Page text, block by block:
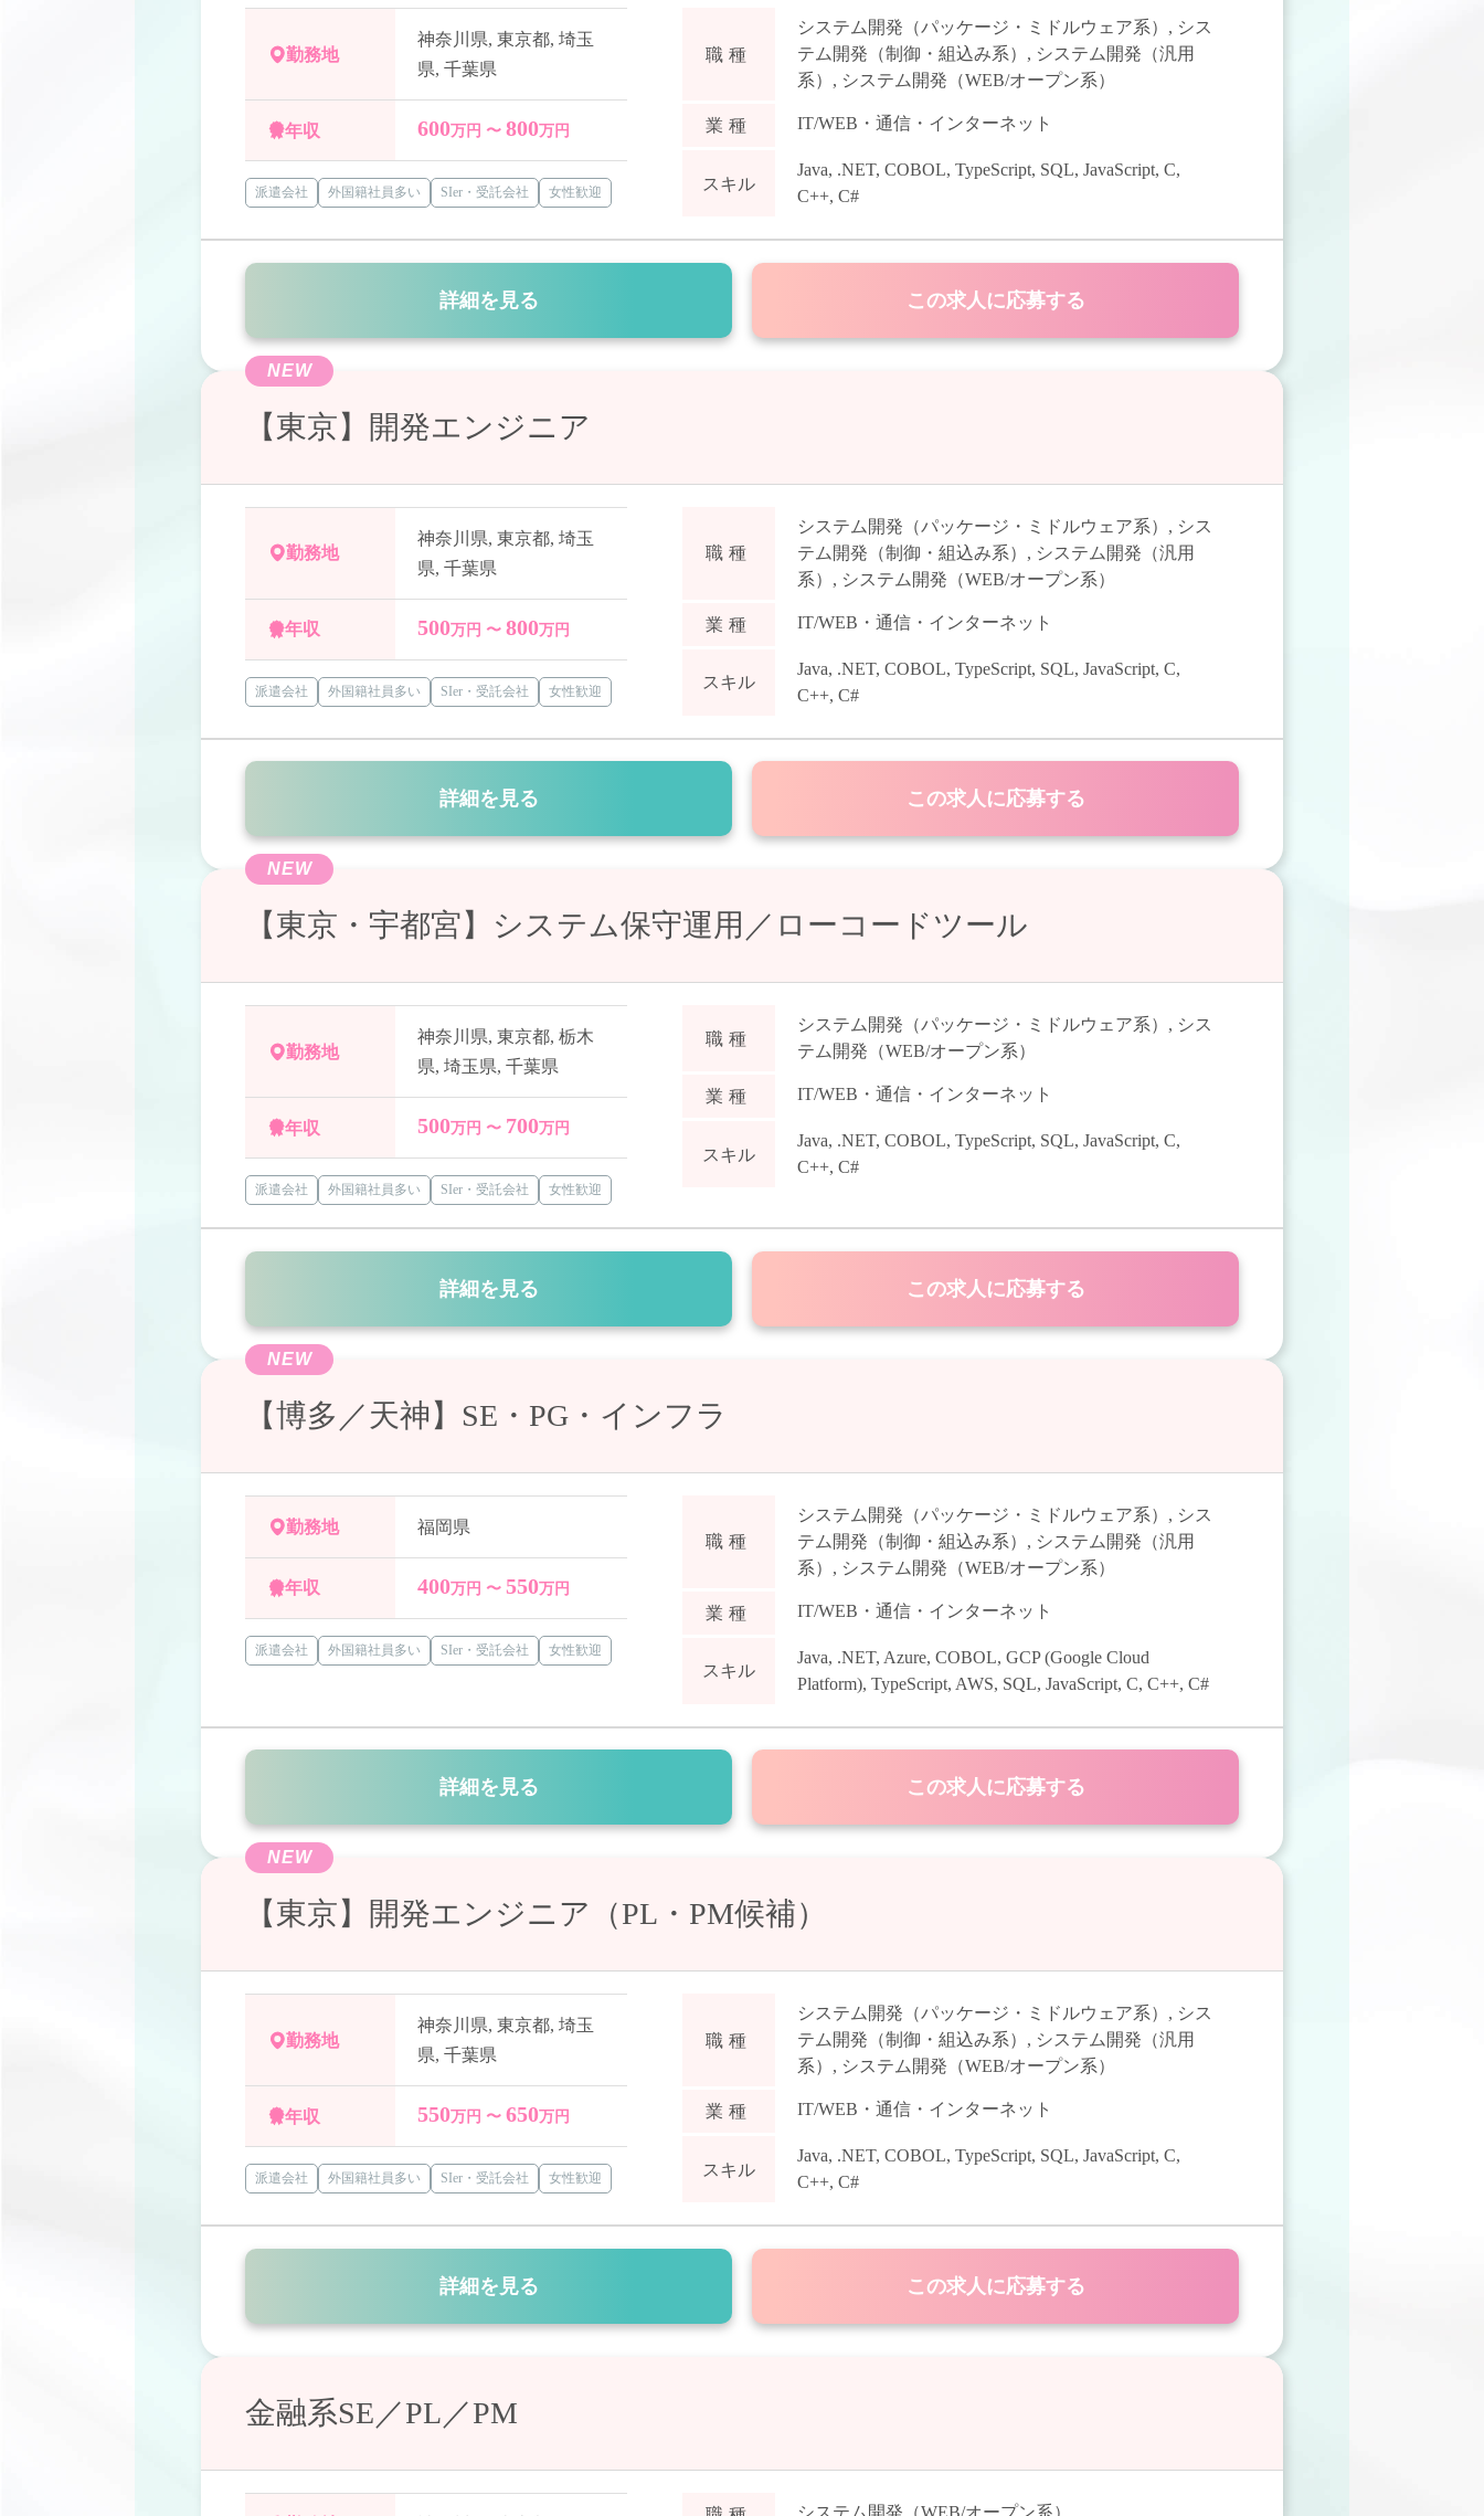
勤務地
神奈川県, 東京都, 埼玉
県, 千葉県
年収 600万円 〜 800万円
派遣会社 外国籍社員多い SIer・受託会社 女性歓迎
職種
システム開発（パッケージ・ミドルウェア系） , シス
テム開発（制御・組込み系） , システム開発（汎用
系） , システム開発（WEB/オープン系）
業種 IT/WEB・通信・インターネット
スキル
Java, .NET, COBOL, TypeScript, SQL, JavaScript, C,
C++, C#
詳細を見る この求人に応募する
NEW
【東京】開発エンジニア
勤務地
神奈川県, 東京都, 埼玉
県, 千葉県
年収 500万円 〜 800万円
派遣会社 外国籍社員多い SIer・受託会社 女性歓迎
職種
システム開発（パッケージ・ミドルウェア系） , シス
テム開発（制御・組込み系） , システム開発（汎用
系） , システム開発（WEB/オープン系）
業種 IT/WEB・通信・インターネット
スキル
Java, .NET, COBOL, TypeScript, SQL, JavaScript, C,
C++, C#
詳細を見る この求人に応募する
NEW
【東京・宇都宮】システム保守運用／ローコードツール
勤務地
神奈川県, 東京都, 栃木
県, 埼玉県, 千葉県
年収 500万円 〜 700万円
派遣会社 外国籍社員多い SIer・受託会社 女性歓迎
職種
システム開発（パッケージ・ミドルウェア系） , シス
テム開発（WEB/オープン系）
業種 IT/WEB・通信・インターネット
スキル
Java, .NET, COBOL, TypeScript, SQL, JavaScript, C,
C++, C#
詳細を見る この求人に応募する
NEW
【博多／天神】SE・PG・インフラ
勤務地 福岡県
年収 400万円 〜 550万円
派遣会社 外国籍社員多い SIer・受託会社 女性歓迎
職種
システム開発（パッケージ・ミドルウェア系） , シス
テム開発（制御・組込み系） , システム開発（汎用
系） , システム開発（WEB/オープン系）
業種 IT/WEB・通信・インターネット
スキル
Java, .NET, Azure, COBOL, GCP (Google Cloud
Platform), TypeScript, AWS, SQL, JavaScript, C, C++, C#
詳細を見る この求人に応募する
NEW
【東京】開発エンジニア（PL・PM候補）
勤務地
神奈川県, 東京都, 埼玉
県, 千葉県
年収 550万円 〜 650万円
派遣会社 外国籍社員多い SIer・受託会社 女性歓迎
職種
システム開発（パッケージ・ミドルウェア系） , シス
テム開発（制御・組込み系） , システム開発（汎用
系） , システム開発（WEB/オープン系）
業種 IT/WEB・通信・インターネット
スキル
Java, .NET, COBOL, TypeScript, SQL, JavaScript, C,
C++, C#
詳細を見る この求人に応募する
金融系SE／PL／PM
システム開発（WEB/オープン系）